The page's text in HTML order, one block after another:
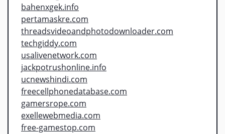
bahenxgek.info
pertamaskre.com
threadsvideoandphotodownloader.com
techgiddy.com
usalivenetwork.com
jackpotrushonline.info
ucnewshindi.com
freecellphonedatabase.com
gamersrope.com
exellewebmedia.com
free-gamestop.com